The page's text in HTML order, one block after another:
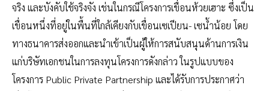
จริง และบังคับใช้จริงจัง เช่นในกรณีโครงการเขื่อนห้วยเฮาะ ซึ่งเป็น
เขื่อนหนึ่งที่อยู่ในพื้นที่ใกล้เคียงกับเขื่อนเซเปียน- เซน้ำน้อย โดย
ทางธนาคารส่งออกและนำเข้าเป็นผู้ให้การสนับสนุนด้านการเงิน
แก่บริษัทเอกชนในการลงทุนโครงการดังกล่าว ในรูปแบบของ
โครงการ Public Private Partnership และได้รับการประกาศว่า